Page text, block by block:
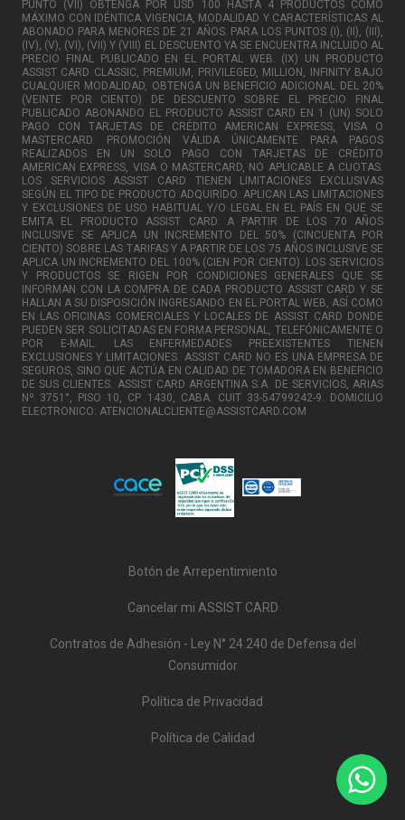
PUNTO (VII) OBTENGA POR USD 100 HASTA 4 PRODUCTOS COMO
MÁXIMO CON IDÉNTICA VIGENCIA, MODALIDAD Y CARACTERÍSTICAS AL
ABONADO PARA MENORES DE 21 AÑOS. PARA LOS PUNTOS (I), (II), (III),
(IV), (V), (VI), (VII) Y (VIII) EL DESCUENTO YA SE ENCUENTRA INCLUIDO AL
PRECIO FINAL PUBLICADO EN EL PORTAL WEB. (IX) UN PRODUCTO
ASSIST CARD CLASSIC, PREMIUM, PRIVILEGED, MILLION, INFINITY BAJO
CUALQUIER MODALIDAD, OBTENGA UN BENEFICIO ADICIONAL DEL 20%
(VEINTE POR CIENTO) DE DESCUENTO SOBRE EL PRECIO FINAL
PUBLICADO ABONANDO EL PRODUCTO ASSIST CARD EN 1 (UN) SOLO
PAGO CON TARJETAS DE CRÉDITO AMERICAN EXPRESS, VISA O
MASTERCARD. PROMOCIÓN VÁLIDA ÚNICAMENTE PARA PAGOS
REALIZADOS EN UN SOLO PAGO CON TARJETAS DE CRÉDITO
AMERICAN EXPRESS, VISA O MASTERCARD, NO APLICABLE A CUOTAS.
LOS SERVICIOS ASSIST CARD TIENEN LIMITACIONES EXCLUSIVAS
SEGÚN EL TIPO DE PRODUCTO ADQUIRIDO. APLICAN LAS LIMITACIONES
Y EXCLUSIONES DE USO HABITUAL Y/O LEGAL EN EL PAÍS EN QUE SE
EMITA EL PRODUCTO ASSIST CARD. A PARTIR DE LOS 70 AÑOS
INCLUSIVE SE APLICA UN INCREMENTO DEL 50% (CINCUENTA POR
CIENTO) SOBRE LAS TARIFAS Y A PARTIR DE LOS 75 AÑOS INCLUSIVE SE
APLICA UN INCREMENTO DEL 100% (CIEN POR CIENTO). LOS SERVICIOS
Y PRODUCTOS SE RIGEN POR CONDICIONES GENERALES QUE SE
INFORMAN CON LA COMPRA DE CADA PRODUCTO ASSIST CARD Y SE
HALLAN A SU DISPOSICIÓN INGRESANDO EN EL PORTAL WEB, ASÍ COMO
EN LAS OFICINAS COMERCIALES Y LOCALES DE ASSIST CARD DONDE
PUEDEN SER SOLICITADAS EN FORMA PERSONAL, TELEFÓNICAMENTE O
POR E-MAIL. LAS ENFERMEDADES PREEXISTENTES TIENEN
EXCLUSIONES Y LIMITACIONES. ASSIST CARD NO ES UNA EMPRESA DE
SEGUROS, SINO QUE ACTÚA EN CALIDAD DE TOMADORA EN BENEFICIO
DE SUS CLIENTES. ASSIST CARD ARGENTINA S.A. DE SERVICIOS, ARIAS
Nº 3751°, PISO 10, CP 1430, CABA. CUIT 33-54799242-9. DOMICILIO
ELECTRONICO: ATENCIONALCLIENTE@ASSISTCARD.COM
Botón de Arrepentimiento
Cancelar mi ASSIST CARD
Contratos de Adhesión - Ley N° 24.240 de Defensa del
Consumidor
Política de Privacidad
Política de Calidad